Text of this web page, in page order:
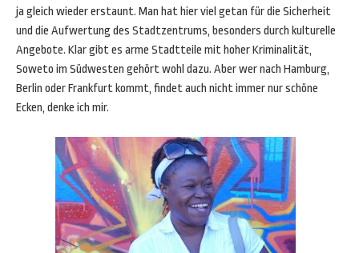
ja gleich wieder erstaunt. Man hat hier viel getan für die Sicherheit
und die Aufwertung des Stadtzentrums, besonders durch kulturelle
Angebote. Klar gibt es arme Stadtteile mit hoher Kriminalität,
Soweto im Südwesten gehört wohl dazu. Aber wer nach Hamburg,
Berlin oder Frankfurt kommt, findet auch nicht immer nur schöne
Ecken, denke ich mir.